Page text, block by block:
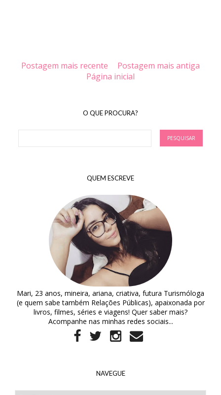
Postagem mais recente
Postagem mais antiga
Página inicial
O QUE PROCURA?
QUEM ESCREVE
Mari, 23 anos, mineira, ariana, criativa, futura Turismóloga
(e quem sabe também Relações Públicas), apaixonada por
livros, filmes, séries e viagens! Quer saber mais?
Acompanhe nas minhas redes sociais...
NAVEGUE